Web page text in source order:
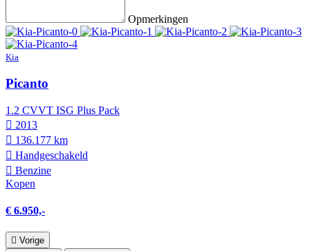
Opmerkingen
Kia
Picanto
1.2 CVVT ISG Plus Pack
2013
136.177 km
Hand­geschakeld
Benzine
Kopen
€ 6.950,-
Vorige